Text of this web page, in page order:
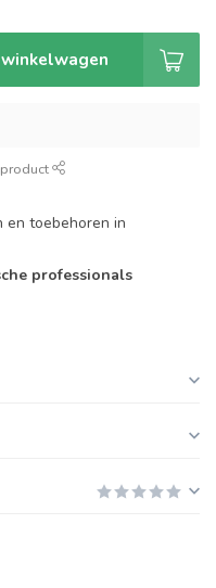
en toebehoren in
professionals